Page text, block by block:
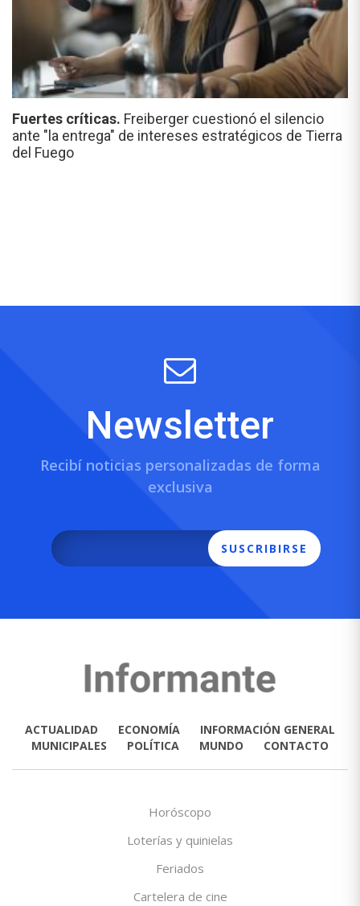
Fuertes críticas. Freiberger cuestionó el silencio
ante "la entrega" de intereses estratégicos de Tierra
del Fuego
Newsletter
Recibí noticias personalizadas de forma
exclusiva
SUSCRIBIRSE
ACTUALIDAD ECONOMÍA
INFORMACIÓN GENERAL
MUNICIPALES
POLÍTICA MUNDO CONTACTO
Horóscopo
Loterías y quinielas
Feriados
Cartelera de cine